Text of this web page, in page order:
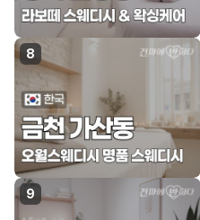
8
9